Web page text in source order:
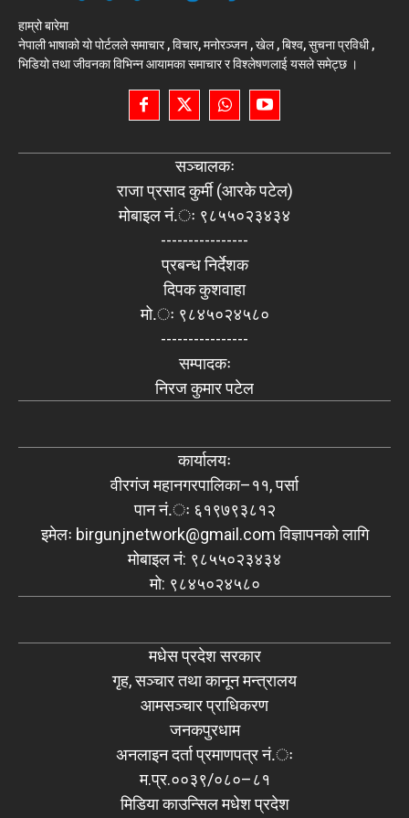
हाम्रो बारेमा
नेपाली भाषाको यो पोर्टलले समाचार , विचार, मनोरञ्जन , खेल , बिश्व, सुचना प्रविधी ,
भिडियो तथा जीवनका विभिन्न आयामका समाचार र विश्लेषणलाई यसले समेट्छ ।
सञ्चालकः
राजा प्रसाद कुर्मी (आरके पटेल)
मोबाइल नं.ः ९८५५०२३४३४
----------------
प्रबन्ध निर्देशक
दिपक कुशवाहा
मो.ः ९८४५०२४५८०
----------------
सम्पादकः
निरज कुमार पटेल
कार्यालयः
वीरगंज महानगरपालिका–११, पर्सा
पान नं.ः ६१९७९३८१२
इमेलः birgunjnetwork@gmail.comविज्ञापनको लागि
मोबाइल नं: ९८५५०२३४३४
मो: ९८४५०२४५८०
मधेस प्रदेश सरकार
गृह, सञ्चार तथा कानून मन्त्रालय
आमसञ्चार प्राधिकरण
जनकपुरधाम
अनलाइन दर्ता प्रमाणपत्र नं.ः
म.प्र.००३९/०८०–८१
मिडिया काउन्सिल मधेश प्रदेश